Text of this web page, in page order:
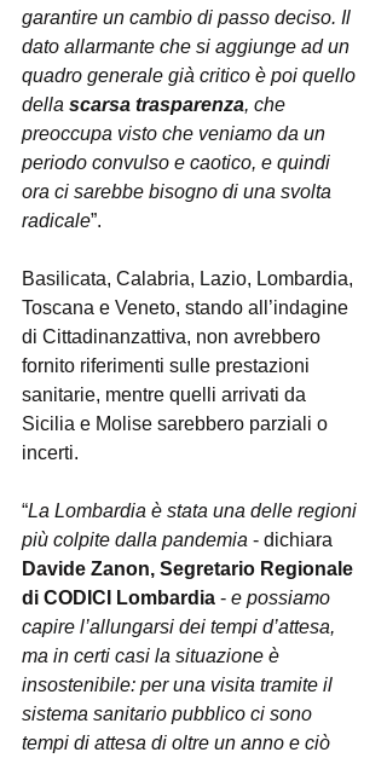
garantire un cambio di passo deciso. Il
dato allarmante che si aggiunge ad un
quadro generale già critico è poi quello
della scarsa trasparenza, che
preoccupa visto che veniamo da un
periodo convulso e caotico, e quindi
ora ci sarebbe bisogno di una svolta
radicale”.
Basilicata, Calabria, Lazio, Lombardia,
Toscana e Veneto, stando all’indagine
di Cittadinanzattiva, non avrebbero
fornito riferimenti sulle prestazioni
sanitarie, mentre quelli arrivati da
Sicilia e Molise sarebbero parziali o
incerti.
“La Lombardia è stata una delle regioni
più colpite dalla pandemia - dichiara
Davide Zanon, Segretario Regionale
di CODICI Lombardia - e possiamo
capire l’allungarsi dei tempi d’attesa,
ma in certi casi la situazione è
insostenibile: per una visita tramite il
sistema sanitario pubblico ci sono
tempi di attesa di oltre un anno e ciò